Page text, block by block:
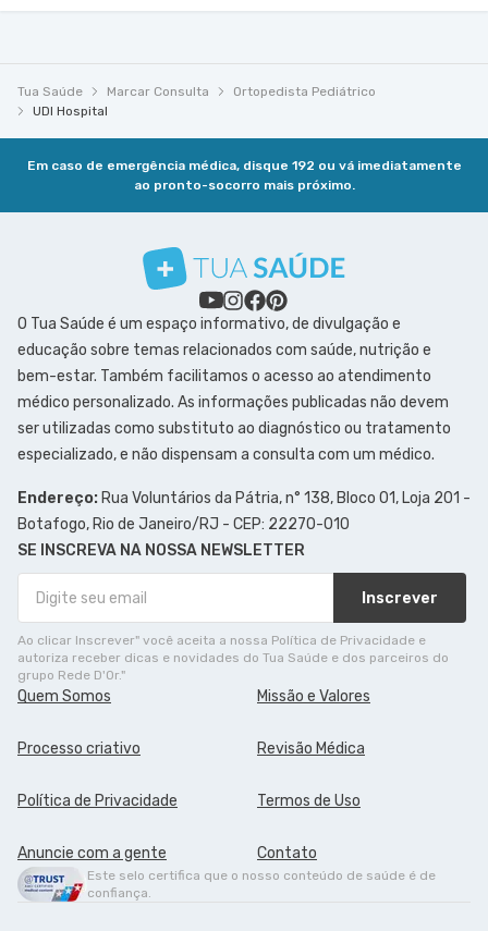
Tua Saúde Marcar Consulta
Ortopedista Pediátrico
UDI Hospital
Em caso de emergência médica, disque 192 ou vá imediatamente
ao pronto-socorro mais próximo.
O Tua Saúde é um espaço informativo, de divulgação e
educação sobre temas relacionados com saúde, nutrição e
bem-estar. Também facilitamos o acesso ao atendimento
médico personalizado. As informações publicadas não devem
ser utilizadas como substituto ao diagnóstico ou tratamento
especializado, e não dispensam a consulta com um médico.
Endereço: Rua Voluntários da Pátria, n° 138, Bloco 01, Loja 201 -
Botafogo, Rio de Janeiro/RJ - CEP: 22270-010
SE INSCREVA NA NOSSA NEWSLETTER
Inscrever
Ao clicar Inscrever" você aceita a nossa Política de Privacidade e
autoriza receber dicas e novidades do Tua Saúde e dos parceiros do
grupo Rede D'Or."
Quem Somos Missão e Valores
Processo criativo Revisão Médica
Política de Privacidade Termos de Uso
Anuncie com a gente Contato
Este selo certifica que o nosso conteúdo de saúde é de
confiança.